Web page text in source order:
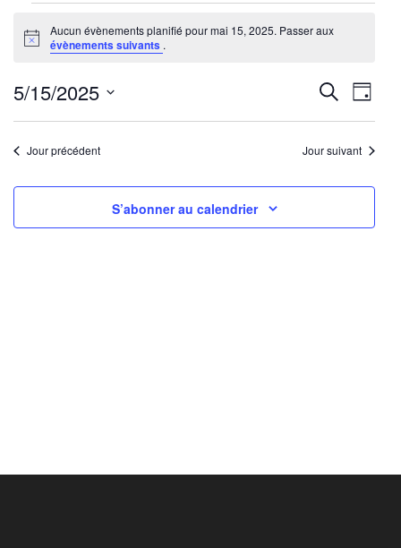
Évènements
for
mai
15,
2025
Notice
Aucun évènements planifié pour mai 15, 2025. Passer aux
évènements suivants .
et
de
vues
Recherche
de
Jour
5/15/2025
Sélectionnez
uneJour précédent Jour suivant
S’abonner au calendrier